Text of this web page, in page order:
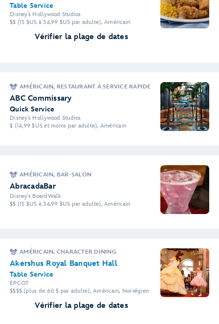
Table Service
Disney's Hollywood Studios
$$ (15 $US à 34,99 $US par adulte), Américain
Vérifier la plage de dates
AMÉRICAIN, RESTAURANT À SERVICE RAPIDE
ABC Commissary
Quick Service
Disney's Hollywood Studios
$ (14,99 $US et moins par adulte), Américain
AMÉRICAIN, BAR-SALON
AbracadaBar
Disney's BoardWalk
$$ (15 $US à 34,99 $US par adulte), Américain
AMÉRICAIN, CHARACTER DINING
Akershus Royal Banquet Hall
Table Service
EPCOT
$$$$ (plus de 60 $ par adulte), Américain, Norvégien
Vérifier la plage de dates